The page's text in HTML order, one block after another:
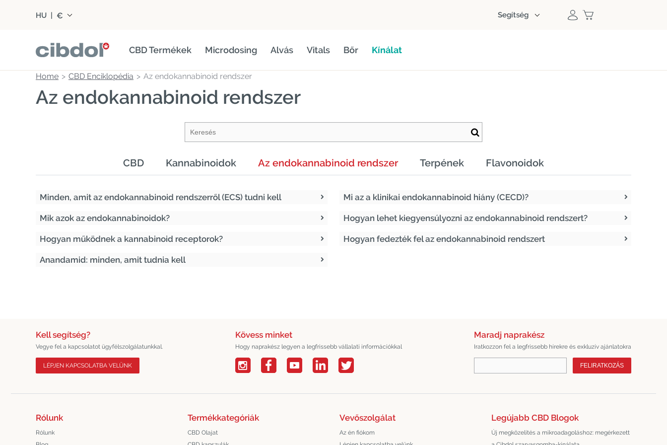
HU | € Segítség
CBD Termékek Microdosing Alvás Vitals Bőr Kínálat
Home CBD Enciklopédia Az endokannabinoid rendszer
Az endokannabinoid rendszer
CBD Kannabinoidok Az endokannabinoid rendszer Terpének Flavonoidok
Minden, amit az endokannabinoid rendszerről (ECS) tudni kell Mi az a klinikai endokannabinoid hiány (CECD)?
Mik azok az endokannabinoidok? Hogyan lehet kiegyensúlyozni az endokannabinoid rendszert?
Hogyan működnek a kannabinoid receptorok? Hogyan fedezték fel az endokannabinoid rendszert
Anandamid: minden, amit tudnia kell
Kell segítség?
Vegye fel a kapcsolatot ügyfélszolgálatunkkal.
LÉPJEN KAPCSOLATBA VELÜNK
Kövess minket
Hogy naprakész legyen a legfrissebb vállalati információkkal
Maradj naprakész
Iratkozzon fel a legfrissebb hírekre és exkluzív ajánlatokra
FELIRATKOZÁS
Rólunk
Rólunk
Termékkategóriák
CBD Olajat
Vevőszolgálat
Az én fiókom
Legújabb CBD Blogok
Új megközelítés a mikroadagoláshoz: megérkezett